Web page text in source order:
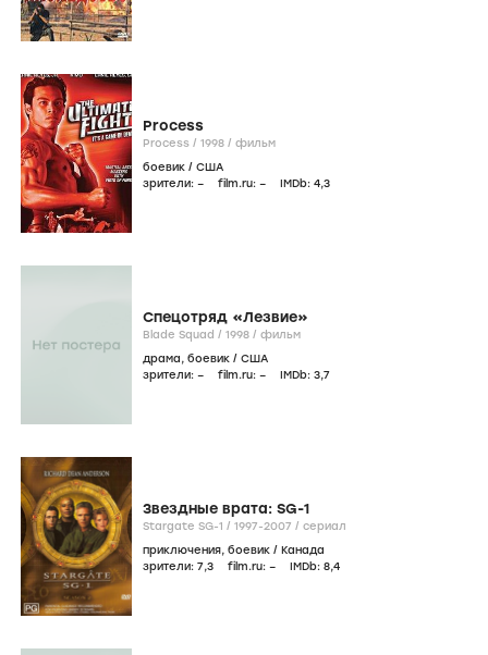
Process
Process / 1998 / фильм
боевик / США
зрители: – film.ru: – IMDb: 4,3
Спецотряд «Лезвие»
Blade Squad / 1998 / фильм
драма, боевик / США
зрители: – film.ru: – IMDb: 3,7
Звездные врата: SG-1
Stargate SG-1 / 1997-2007 / сериал
приключения, боевик / Канада
зрители: 7,3 film.ru: – IMDb: 8,4